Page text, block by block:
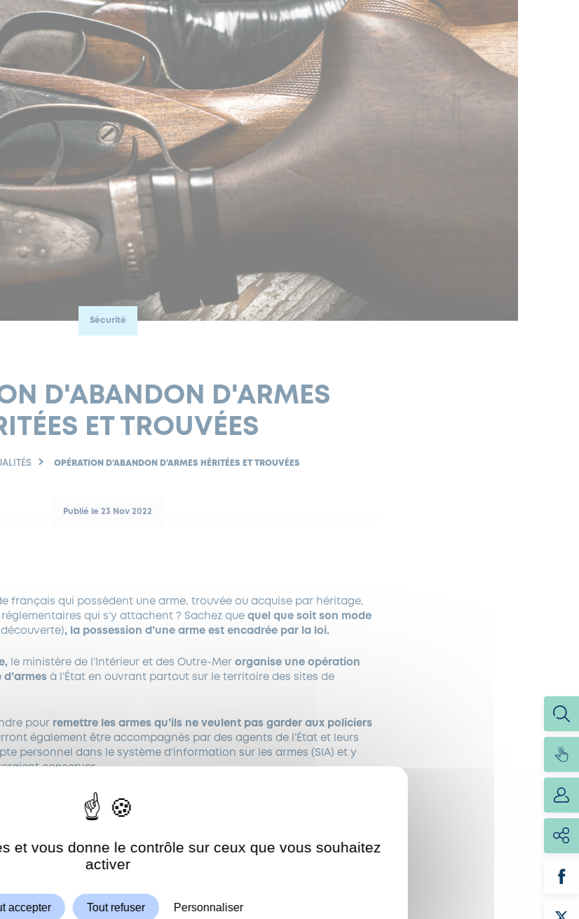
Sécurité
D'ABANDON D'ARMES
ET TROUVÉES
OPÉRATION D’ABANDON D’ARMES HÉRITÉES ET TROUVÉES
Publié le 23 Nov 2022
français qui possèdent une arme, trouvée ou acquise par héritage,
qui s’y attachent ? Sachez que q uel que soit son mode
, la possession d’une arme est encadrée par la loi.
le ministère de l’Intérieur et des Outre-Mer organise une opération
à l’État en ouvrant partout sur le territoire des sites de
pour remettre les armes qu’ils ne veulent pas garder aux policiers
également être accompagnés par des agents de l’État et leurs
personnel dans le système d’information sur les armes (SIA) et y
conserver.
qui effectueront l’une ou l’autre démarche lors de cette opération,
et vous donne le contrôle sur ceux que vous souhaitez
activer
accepter Tout refuser Personnaliser